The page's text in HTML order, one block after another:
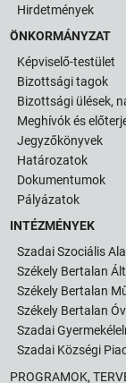
Hirdetmények
ÖNKORMÁNYZAT
Képviselő-testület
Bizottsági tagok
Bizottsági ülések,
Meghívók és
Jegyzőkönyvek
Határozatok
Dokumentumok
Pályázatok
INTÉZMÉNYEK
Szadai Szociális
Székely Bertalan
Székely Bertalan
Székely Bertalan
Szadai
Szadai Községi
PROGRAMOK,